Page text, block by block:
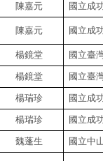
陳嘉元 國立成
陳嘉元 國立成
楊鏡堂 國立臺
楊鏡堂 國立臺
楊瑞珍 國立成
楊瑞珍 國立成
魏蓬生 國立中